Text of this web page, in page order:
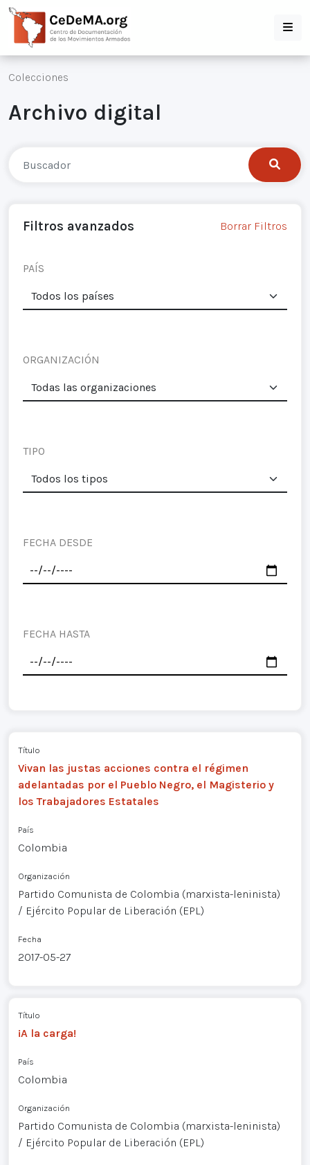
Colecciones
Archivo digital
Filtros avanzados Borrar Filtros
PAÍS
ORGANIZACIÓN
TIPO
FECHA DESDE
FECHA HASTA
Título
Vivan las justas acciones contra el régimen
adelantadas por el Pueblo Negro, el Magisterio y
los Trabajadores Estatales
País
Colombia
Organización
Partido Comunista de Colombia (marxista-leninista)
/ Ejército Popular de Liberación (EPL)
Fecha
2017-05-27
Título
¡A la carga!
País
Colombia
Organización
Partido Comunista de Colombia (marxista-leninista)
/ Ejército Popular de Liberación (EPL)